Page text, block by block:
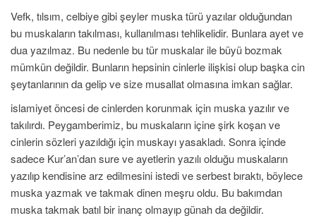
Vefk, tılsım, celbiye gibi şeyler muska türü yazılar olduğundan
bu muskaların takılması, kullanılması tehlikelidir. Bunlara ayet ve
dua yazılmaz. Bu nedenle bu tür muskalar ile büyü bozmak
mümkün değildir. Bunların hepsinin cinlerle ilişkisi olup başka cin
şeytanlarının da gelip ve size musallat olmasına imkan sağlar.
islamiyet öncesi de cinlerden korunmak için muska yazılır ve
takılırdı. Peygamberimiz, bu muskaların içine şirk koşan ve
cinlerin sözleri yazıldığı için muskayı yasakladı. Sonra içinde
sadece Kur’an’dan sure ve ayetlerin yazılı olduğu muskaların
yazılıp kendisine arz edilmesini istedi ve serbest bıraktı, böylece
muska yazmak ve takmak dinen meşru oldu. Bu bakımdan
muska takmak batıl bir inanç olmayıp günah da değildir.